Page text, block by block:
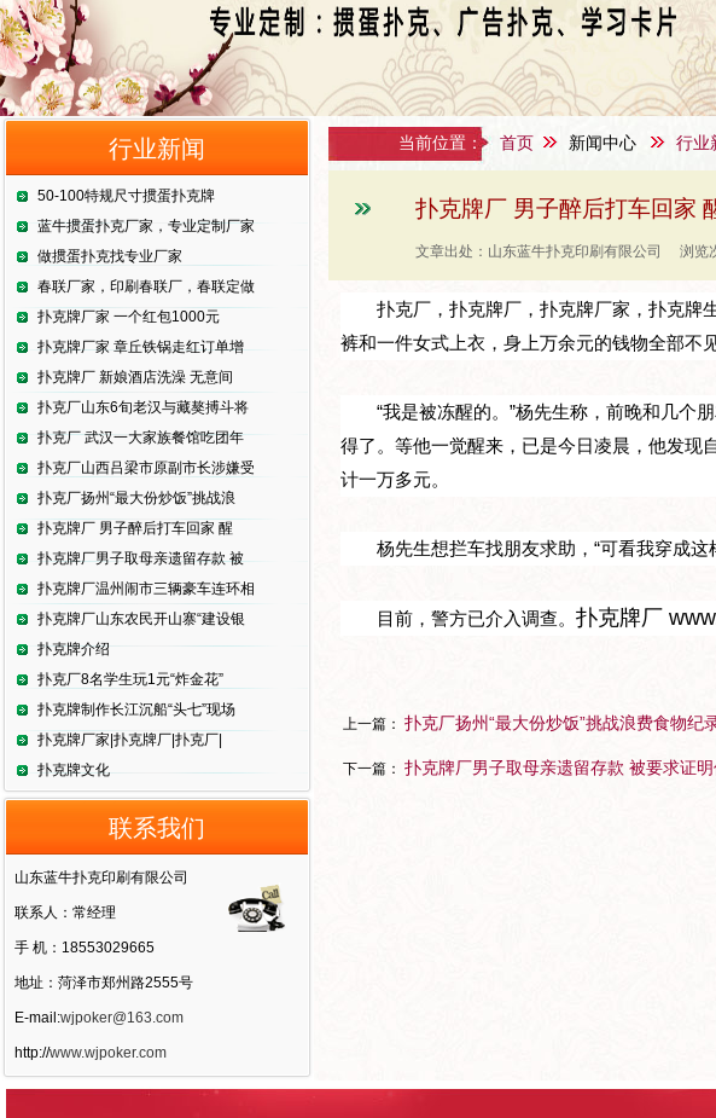
行业新闻
50-100特规尺寸掼蛋扑克牌
蓝牛掼蛋扑克厂家，专业定制厂家
做掼蛋扑克找专业厂家
春联厂家，印刷春联厂，春联定做
扑克牌厂家 一个红包1000元
扑克牌厂家 章丘铁锅走红订单增
扑克牌厂 新娘酒店洗澡 无意间
扑克厂山东6旬老汉与藏獒搏斗将
扑克厂 武汉一大家族餐馆吃团年
扑克厂山西吕梁市原副市长涉嫌受
扑克厂扬州“最大份炒饭”挑战浪
扑克牌厂 男子醉后打车回家 醒
扑克牌厂男子取母亲遗留存款 被
扑克牌厂温州闹市三辆豪车连环相
扑克牌厂山东农民开山寨“建设银
扑克牌介绍
扑克厂8名学生玩1元“炸金花”
扑克牌制作长江沉船“头七”现场
扑克牌厂家|扑克牌厂|扑克厂|
扑克牌文化
联系我们
山东蓝牛扑克印刷有限公司
联系人：常经理
手 机：18553029665
地址：菏泽市郑州路2555号
E-mail:wjpoker@163.com
http://www.wjpoker.com
当前位置： 首页 新闻中心 行业
扑克牌厂 男子醉后打车回家
文章出处：山东蓝牛扑克印刷有限公司 浏
扑克厂，扑克牌厂，扑克牌厂家，扑克牌
裤和一件女式上衣，身上万余元的钱物全部不见
“我是被冻醒的。”杨先生称，前晚和几个
得了。等他一觉醒来，已是今日凌晨，他发现
计一万多元。
杨先生想拦车找朋友求助，“可看我穿成
目前，警方已介入调查。 扑克牌厂
上一篇： 扑克厂扬州“最大份炒饭”挑战浪费食物纪
下一篇： 扑克牌厂男子取母亲遗留存款 被要求证